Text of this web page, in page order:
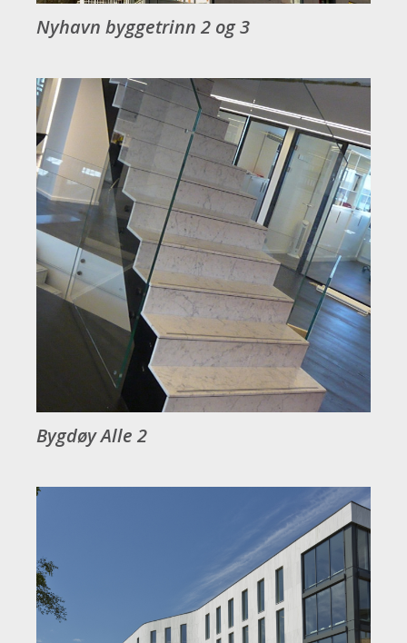
Nyhavn byggetrinn 2 og 3
Bygdøy Alle 2